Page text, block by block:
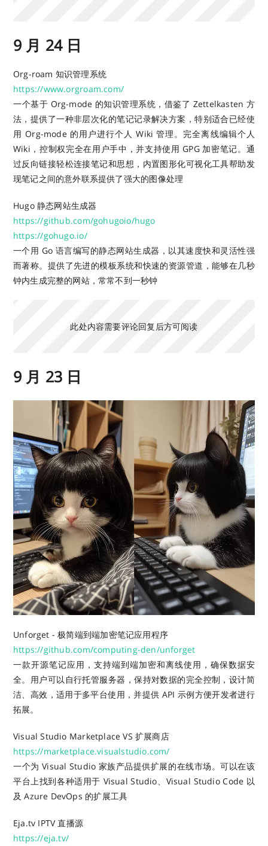
9 月 24 日
Org-roam 知识管理系统
https://www.orgroam.com/
一个基于 Org-mode 的知识管理系统，借鉴了 Zettelkasten 方
法，提供了一种非层次化的笔记记录解决方案，特别适合已经使
用 Org-mode 的用户进行个人 Wiki 管理。完全离线编辑个人
Wiki，控制权完全在用户手中，并支持使用 GPG 加密笔记。通
过反向链接轻松连接笔记和思想，内置图形化可视化工具帮助发
现笔记之间的意外联系提供了强大的图像处理
Hugo 静态网站生成器
https://github.com/gohugoio/hugo
https://gohugo.io/
一个用 Go 语言编写的静态网站生成器，以其速度快和灵活性强
而著称。提供了先进的模板系统和快速的资源管道，能够在几秒
钟内生成完整的网站，常常不到一秒钟
此处内容需要评论回复后方可阅读
9 月 23 日
Unforget - 极简端到端加密笔记应用程序
https://github.com/computing-den/unforget
一款开源笔记应用，支持端到端加密和离线使用，确保数据安
全。用户可以自行托管服务器，保持对数据的完全控制，设计简
洁、高效，适用于多平台使用，并提供 API 示例方便开发者进行
拓展。
Visual Studio Marketplace VS 扩展商店
https://marketplace.visualstudio.com/
一个为 Visual Studio 家族产品提供扩展的在线市场。可以在该
平台上找到各种适用于 Visual Studio、Visual Studio Code 以
及 Azure DevOps 的扩展工具
Eja.tv IPTV 直播源
https://eja.tv/